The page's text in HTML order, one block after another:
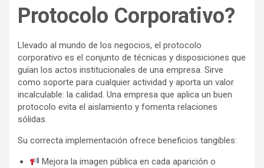
Protocolo Corporativo?
Llevado al mundo de los negocios, el protocolo
corporativo es el conjunto de técnicas y disposiciones que
guían los actos institucionales de una empresa. Sirve
como soporte para cualquier actividad y aporta un valor
incalculable: la calidad. Una empresa que aplica un buen
protocolo evita el aislamiento y fomenta relaciones
sólidas.
Su correcta implementación ofrece beneficios tangibles:
Mejora la imagen pública en cada aparición o